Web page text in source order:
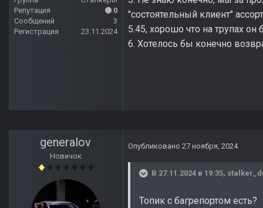
Репутация
0
Сообщений
3
Регистрация
23.11.2024
"состоятельный клиент"
5.45, хорошо что на трупах он
6. Хотелось бы конечно
generalov
Новичок
Опубликовано 27 ноября, 2024
В 27.11.2024 в 19:35,
Топик с багрепортом есть?